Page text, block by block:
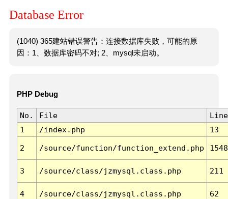
Database Error
(1040) 365建站错误警告：连接数据库失败，可能的原
因：1、数据库密码不对; 2、mysql未启动。
PHP Debug
No. File
Line
1
/index.php 13
2 /source/function/function_extend.php 1548
3 /source/class/jzmysql.class.php 211
4 /source/class/jzmysql.class.php 62